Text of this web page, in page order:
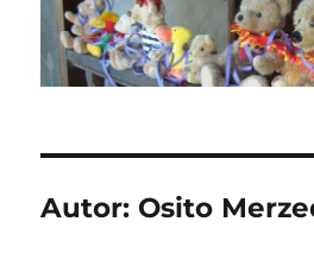
Autor: Osito